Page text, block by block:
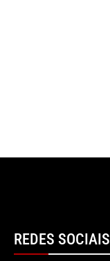
REDES SOCIAIS